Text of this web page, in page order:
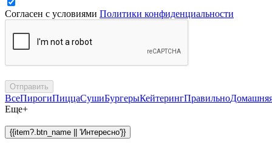
Согласен с условиями Политики конфиденциальности
Отправить
ВсеПирогиПиццаСушиБургерыКейтерингПравильно
Еще+
{{item?.btn_name || 'Интересно'}}